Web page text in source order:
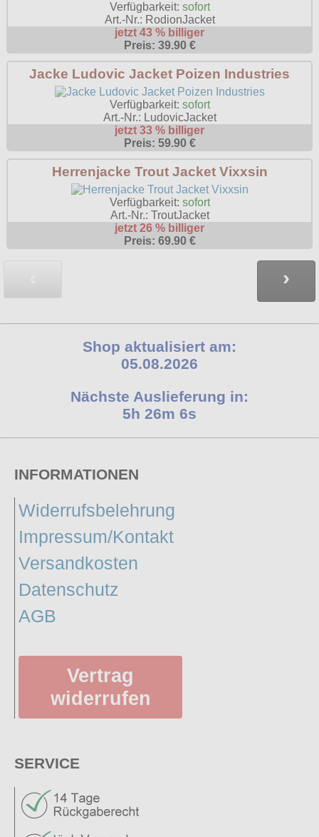
Verfügbarkeit: sofort
Art.-Nr.: RodionJacket
jetzt 43 % billiger
Preis: 39.90 €
Jacke Ludovic Jacket Poizen Industries
Verfügbarkeit: sofort
Art.-Nr.: LudovicJacket
jetzt 33 % billiger
Preis: 59.90 €
Herrenjacke Trout Jacket Vixxsin
Verfügbarkeit: sofort
Art.-Nr.: TroutJacket
jetzt 26 % billiger
Preis: 69.90 €
›
Shop aktualisiert am:
05.08.2026
Nächste Auslieferung in:
5h 26m 5s
INFORMATIONEN
Widerrufsbelehrung
Impressum/Kontakt
Versandkosten
Datenschutz
AGB
Vertrag
widerrufen
SERVICE